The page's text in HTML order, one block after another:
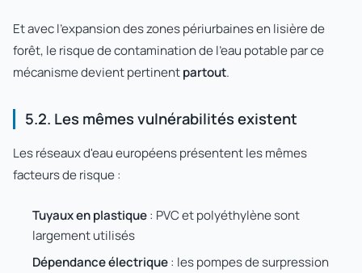
Et avec l'expansion des zones périurbaines en lisière de
forêt, le risque de contamination de l'eau potable par ce
mécanisme devient pertinentpartout.
5.2. Les mêmes vulnérabilités existent
Les réseaux d'eau européens présentent les mêmes
facteurs de risque :
Tuyaux en plastique: PVC et polyéthylène sont
largement utilisés
Dépendance électrique: les pompes de surpression